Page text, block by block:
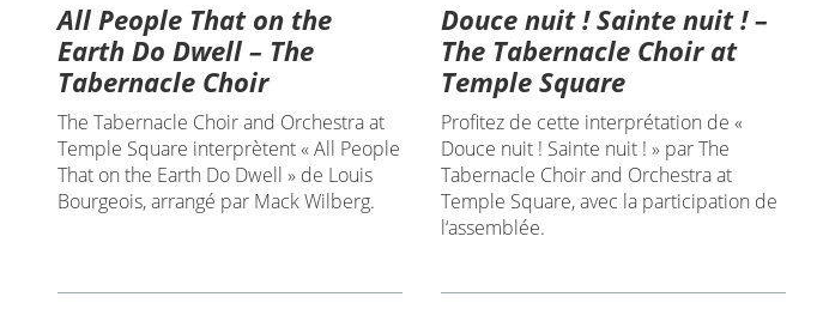
All People That on the
Earth Do Dwell – The
Tabernacle Choir
The Tabernacle Choir and Orchestra at
Temple Square interprètent « All People
That on the Earth Do Dwell » de Louis
Bourgeois, arrangé par Mack Wilberg.
Douce nuit ! Sainte nuit ! –
The Tabernacle Choir at
Temple Square
Profitez de cette interprétation de «
Douce nuit ! Sainte nuit ! » par The
Tabernacle Choir and Orchestra at
Temple Square, avec la participation de
l‘assemblée.